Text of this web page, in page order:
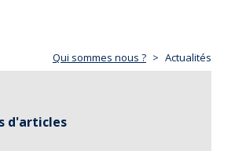
Qui sommes nous ? Actualités
d'articles